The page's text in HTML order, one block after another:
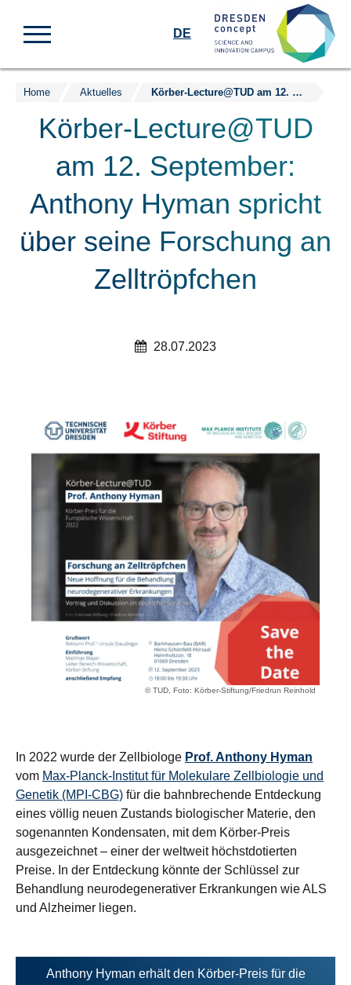
springen
DE
Home Aktuelles Körber-Lecture@TUD am 12. September: Anthony Hyman spricht über seine Forschung an Zelltröpfchen
Körber-Lecture@TUD
am 12. September:
Anthony Hyman spricht
über seine Forschung an
Zelltröpfchen
28.07.2023
© TUD, Foto: Körber-Stiftung/Friedrun Reinhold
In 2022 wurde der Zellbiologe Prof. Anthony Hyman
vom Max-Planck-Institut für Molekulare Zellbiologie und
Genetik (MPI-CBG) für die bahnbrechende Entdeckung
eines völlig neuen Zustands biologischer Materie, den
sogenannten Kondensaten, mit dem Körber-Preis
ausgezeichnet – einer der weltweit höchstdotierten
Preise. In der Entdeckung könnte der Schlüssel zur
Behandlung neurodegenerativer Erkrankungen wie ALS
und Alzheimer liegen.
Anthony Hyman erhält den Körber-Preis für die